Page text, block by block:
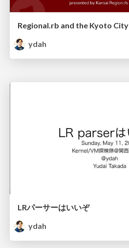
Regional.rb and the Kyoto City
ydah
LRパーサーはいいぞ
ydah